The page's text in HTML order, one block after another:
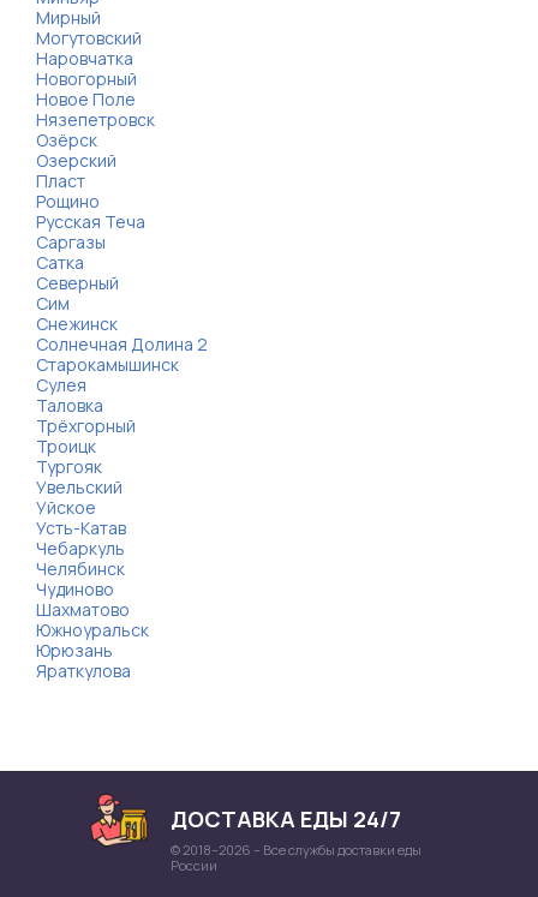
Мирный
Могутовский
Наровчатка
Новогорный
Новое Поле
Нязепетровск
Озёрск
Озерский
Пласт
Рощино
Русская Теча
Саргазы
Сатка
Северный
Сим
Снежинск
Солнечная Долина 2
Старокамышинск
Сулея
Таловка
Трёхгорный
Троицк
Тургояк
Увельский
Уйское
Усть-Катав
Чебаркуль
Челябинск
Чудиново
Шахматово
Южноуральск
Юрюзань
Яраткулова
ДОСТАВКА ЕДЫ 24/7
© 2018–2026 – Все службы доставки еды
России